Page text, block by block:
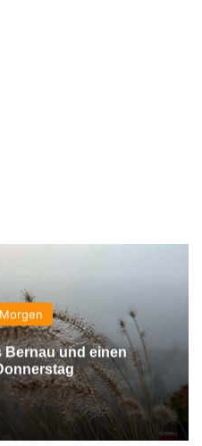
Bernau und einen